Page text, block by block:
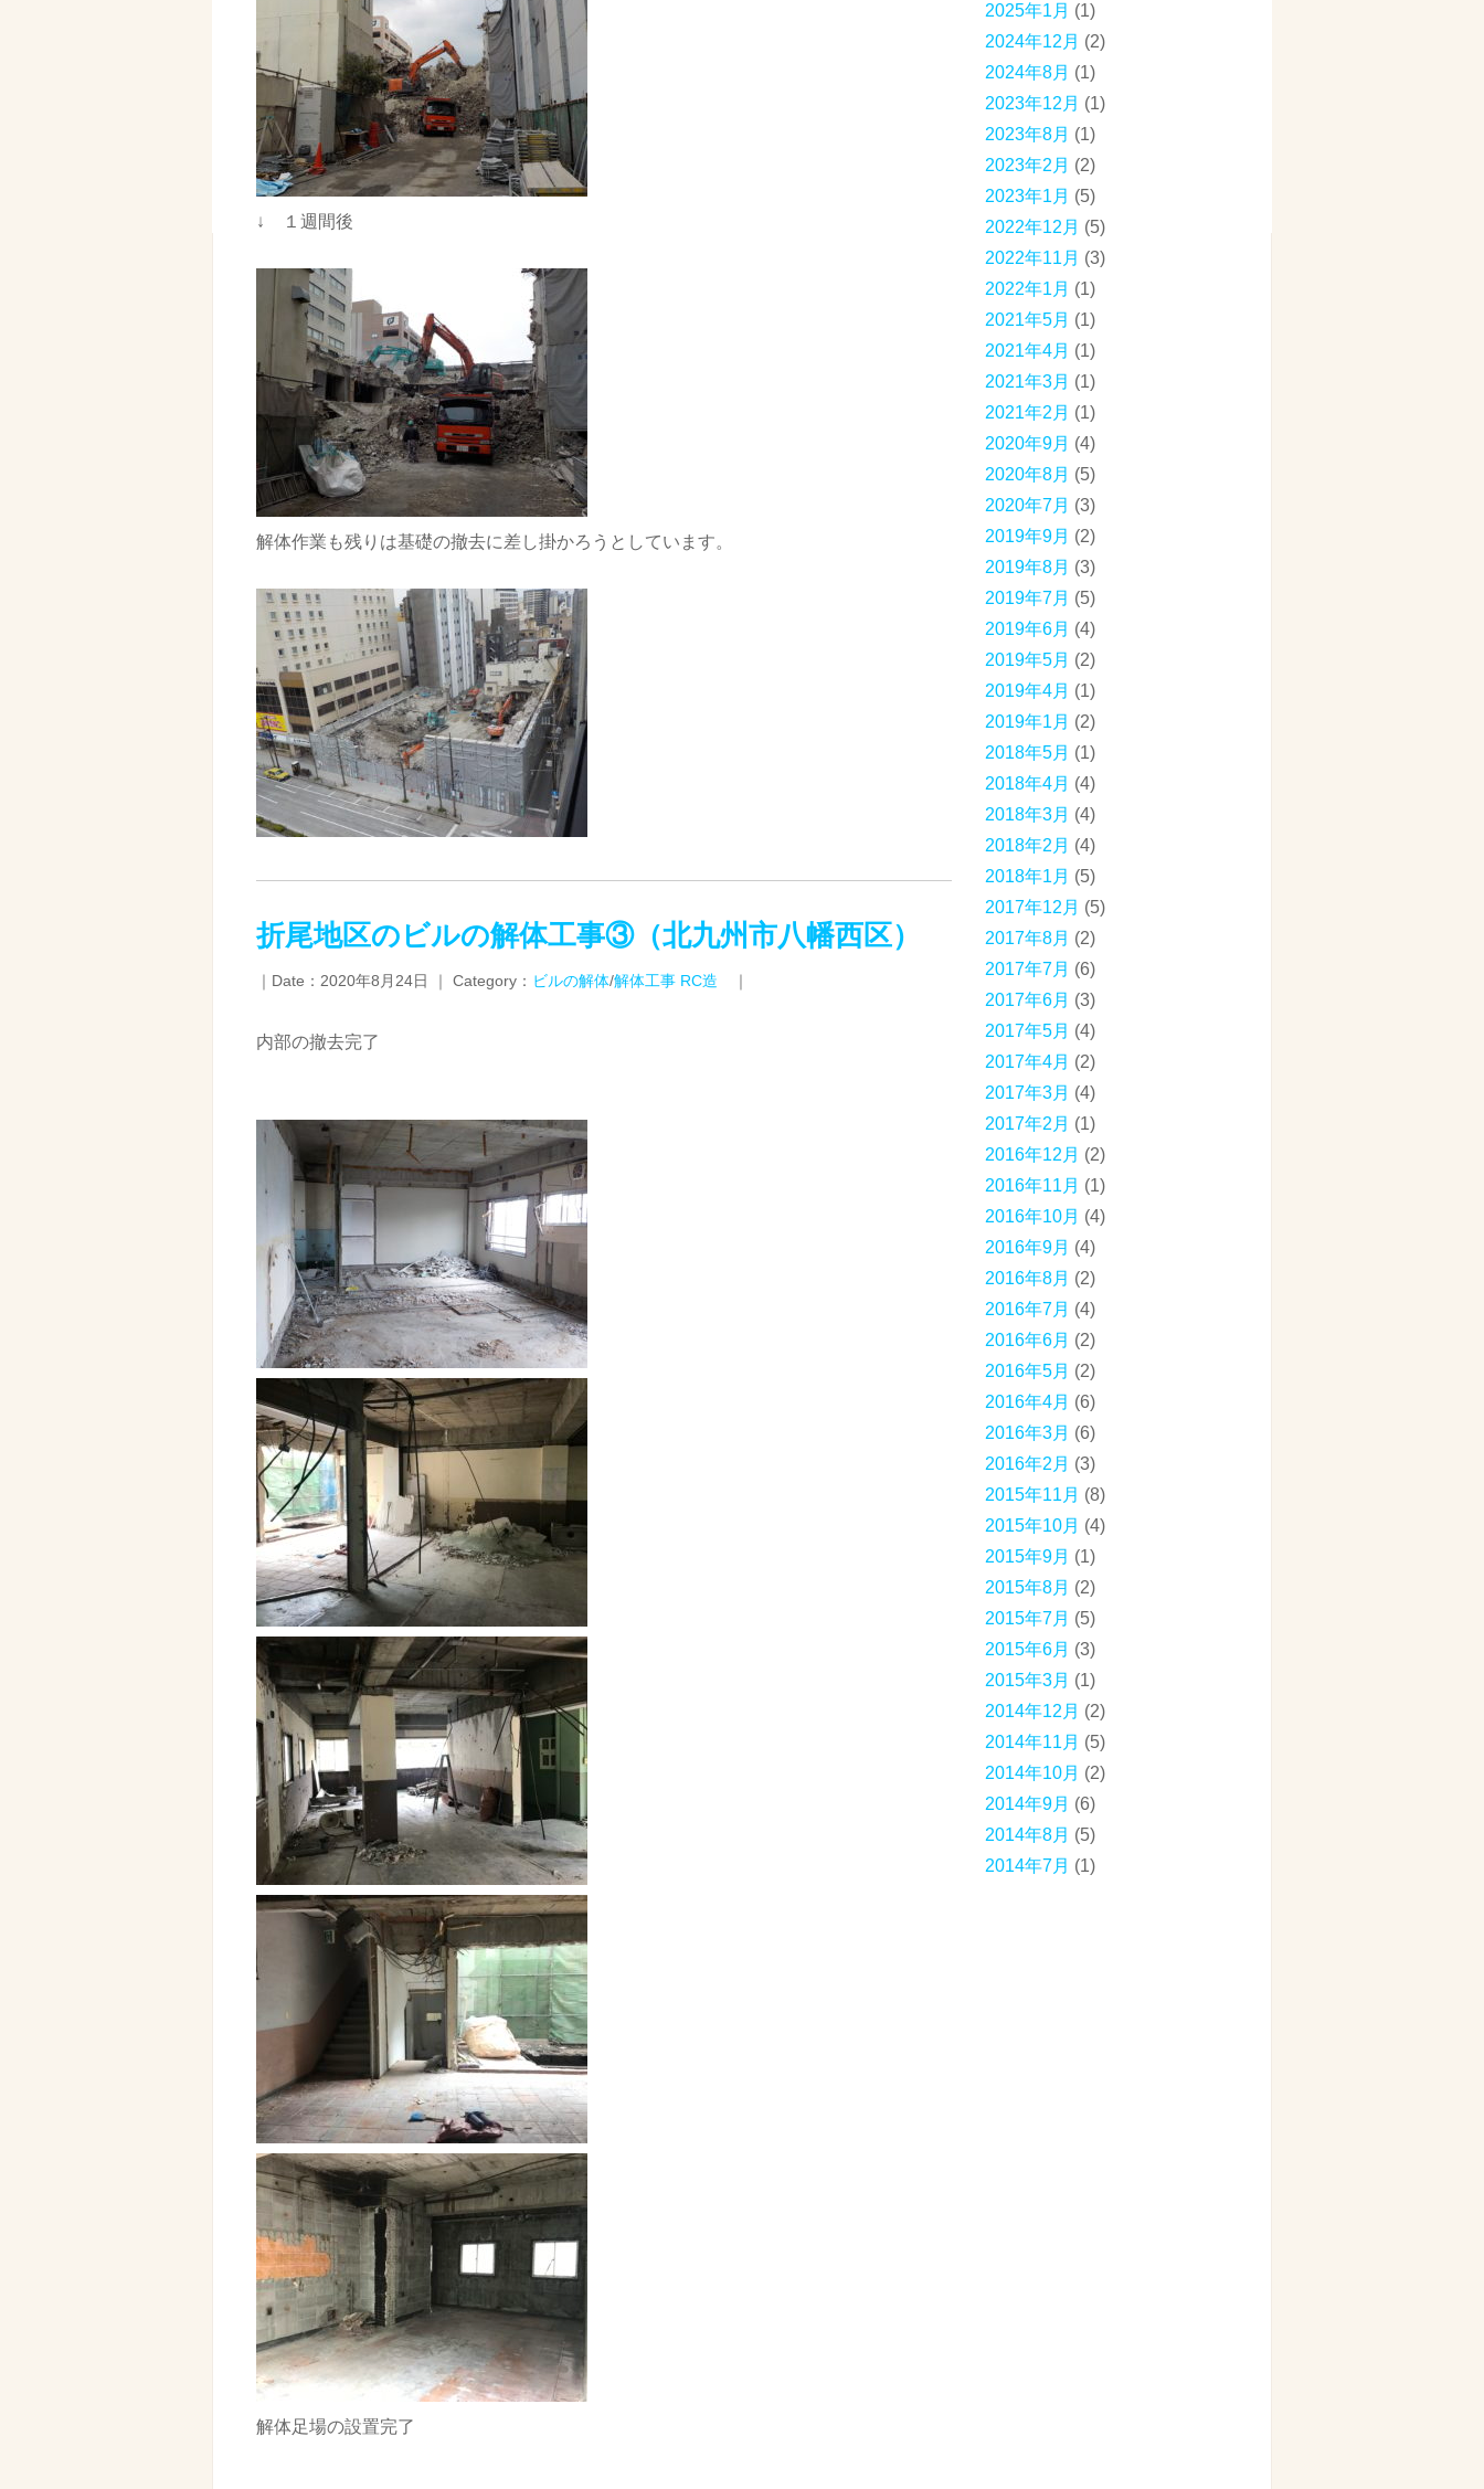
2025年1月 (1)
2024年12月 (2)
2024年8月 (1)
2023年12月 (1)
2023年8月 (1)
2023年2月 (2)
2023年1月 (5)
2022年12月 (5)
2022年11月 (3)
2022年1月 (1)
2021年5月 (1)
2021年4月 (1)
2021年3月 (1)
2021年2月 (1)
2020年9月 (4)
2020年8月 (5)
2020年7月 (3)
2019年9月 (2)
2019年8月 (3)
2019年7月 (5)
2019年6月 (4)
2019年5月 (2)
2019年4月 (1)
2019年1月 (2)
2018年5月 (1)
2018年4月 (4)
2018年3月 (4)
2018年2月 (4)
2018年1月 (5)
2017年12月 (5)
2017年8月 (2)
2017年7月 (6)
2017年6月 (3)
2017年5月 (4)
2017年4月 (2)
2017年3月 (4)
2017年2月 (1)
2016年12月 (2)
2016年11月 (1)
2016年10月 (4)
2016年9月 (4)
2016年8月 (2)
2016年7月 (4)
2016年6月 (2)
2016年5月 (2)
2016年4月 (6)
2016年3月 (6)
2016年2月 (3)
2015年11月 (8)
2015年10月 (4)
2015年9月 (1)
2015年8月 (2)
2015年7月 (5)
2015年6月 (3)
2015年3月 (1)
2014年12月 (2)
2014年11月 (5)
2014年10月 (2)
2014年9月 (6)
2014年8月 (5)
2014年7月 (1)
↓ １週間後
解体作業も残りは基礎の撤去に差し掛かろうとしています。
折尾地区のビルの解体工事③（北九州市八幡西区）
｜Date：2020年8月24日 ｜ Category： ビルの解体/解体工事 RC造 ｜
内部の撤去完了
解体足場の設置完了